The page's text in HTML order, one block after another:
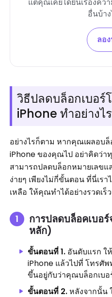
อื่นบ้า
ลอ
วิธีปลดบล็อกเบอ
iPhone ทำอย่างไ
อย่างไรก็ตาม หากคุณเผลอบ
iPhone ของคุณไป อย่าคิดว่
สามารถปลดบล็อกหมายเลข
ง่ายๆ เพียงไม่กี่ขั้นตอน ที่นี่เร
เหลือ ให้คุณทำได้อย่างรวดเร็
การปลดบล็อคเบอ
หลัก)
ขั้นตอนที่ 1. อันดับแรก ใ
iPhone แล้วไปที่ โทรศั
ขึ้นอยู่กับว่าคุณบล็อกเบอ
ขั้นตอนที่ 2.หลังจากนั้น